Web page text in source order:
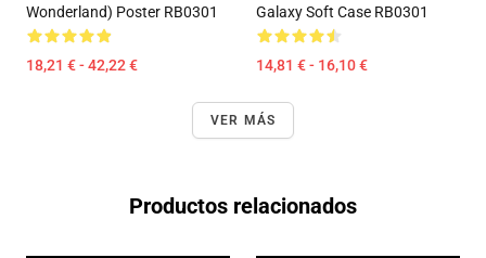
Wonderland) Poster RB0301
18,21 € - 42,22 €
Galaxy Soft Case RB0301
14,81 € - 16,10 €
VER MÁS
Productos relacionados